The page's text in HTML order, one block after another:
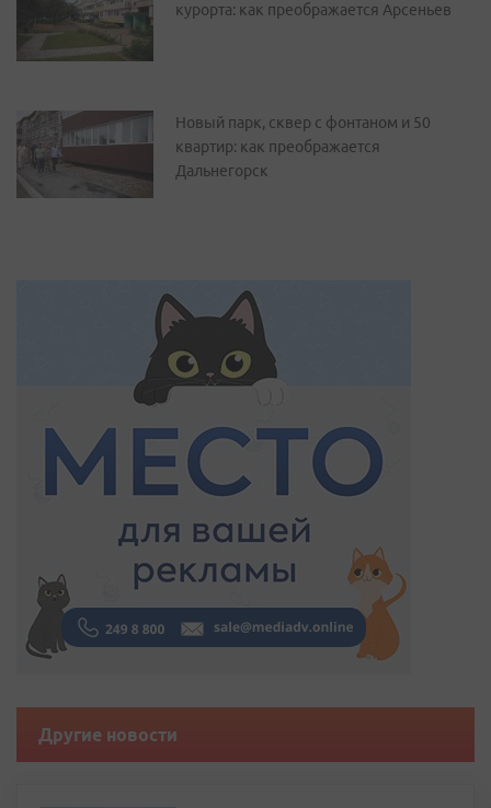
курорта: как преображается Арсеньев
Новый парк, сквер с фонтаном и 50
квартир: как преображается
Дальнегорск
Другие новости